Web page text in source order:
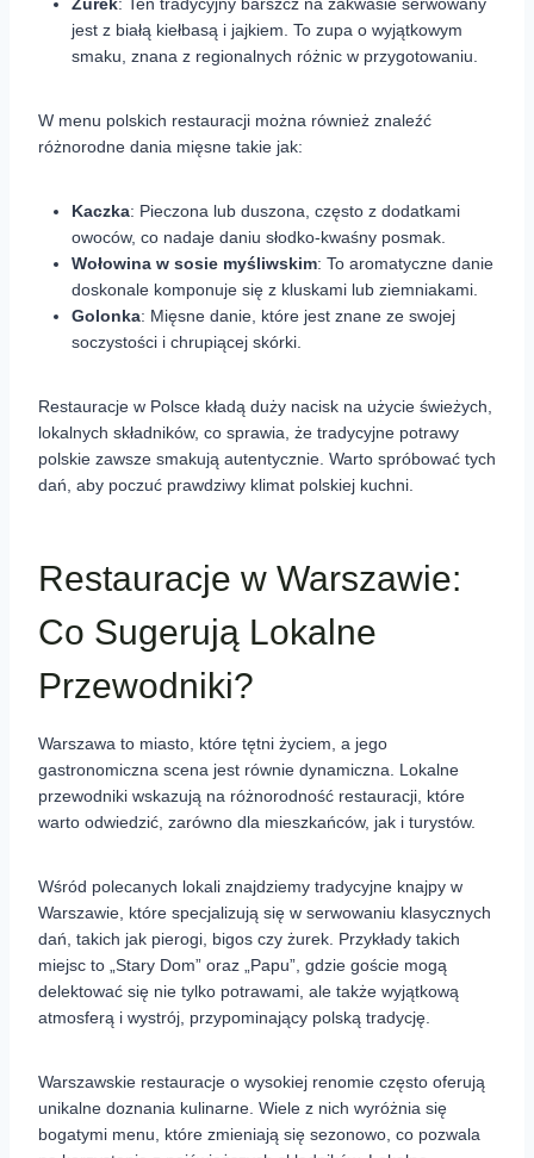
Żurek: Ten tradycyjny barszcz na zakwasie serwowany
jest z białą kiełbasą i jajkiem. To zupa o wyjątkowym
smaku, znana z regionalnych różnic w przygotowaniu.
W menu polskich restauracji można również znaleźć
różnorodne dania mięsne takie jak:
Kaczka: Pieczona lub duszona, często z dodatkami
owoców, co nadaje daniu słodko-kwaśny posmak.
Wołowina w sosie myśliwskim: To aromatyczne danie
doskonale komponuje się z kluskami lub ziemniakami.
Golonka: Mięsne danie, które jest znane ze swojej
soczystości i chrupiącej skórki.
Restauracje w Polsce kładą duży nacisk na użycie świeżych,
lokalnych składników, co sprawia, że tradycyjne potrawy
polskie zawsze smakują autentycznie. Warto spróbować tych
dań, aby poczuć prawdziwy klimat polskiej kuchni.
Restauracje w Warszawie:
Co Sugerują Lokalne
Przewodniki?
Warszawa to miasto, które tętni życiem, a jego
gastronomiczna scena jest równie dynamiczna. Lokalne
przewodniki wskazują na różnorodność restauracji, które
warto odwiedzić, zarówno dla mieszkańców, jak i turystów.
Wśród polecanych lokali znajdziemy tradycyjne knajpy w
Warszawie, które specjalizują się w serwowaniu klasycznych
dań, takich jak pierogi, bigos czy żurek. Przykłady takich
miejsc to „Stary Dom” oraz „Papu”, gdzie goście mogą
delektować się nie tylko potrawami, ale także wyjątkową
atmosferą i wystrój, przypominający polską tradycję.
Warszawskie restauracje o wysokiej renomie często oferują
unikalne doznania kulinarne. Wiele z nich wyróżnia się
bogatymi menu, które zmieniają się sezonowo, co pozwala